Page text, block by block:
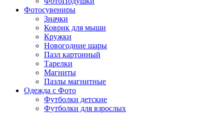
Фотоcувениры
Значки
Коврик для мыши
Кружки
Новогодние шары
Пазл картонный
Тарелки
Магниты
Пазлы магнитные
Одежда с Фото
Футболки детские
Футболки для взрослых